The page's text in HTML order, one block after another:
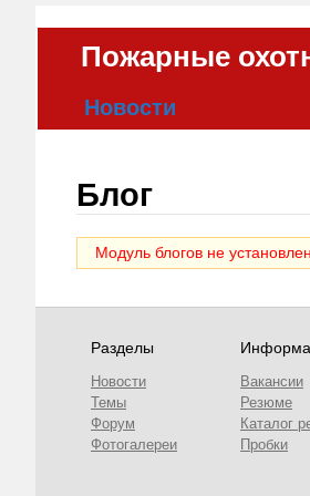
Пожарные
Новости
Статьи
Фотогалереи
Форум
Блог
Модуль блогов не
Разделы
Новости
Темы
Форум
Фотогалереи
Вакансии
Резюме
Каталог
Пробки